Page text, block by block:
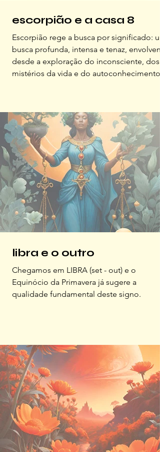
escorpião e a casa 8
Escorpião rege a busca por significado:
busca profunda, intensa e tenaz,
desde a exploração do inconsciente, dos
mistérios da vida e do autoconhecimento,
renascimento, entrega, desapego e
transformações, onde o indivíduo é
impulsionado a enfrentar medos e superar
crises para ressurgir mais forte, como a
Fênix, outra imagem que pode sinteti
libra e o outro
Chegamos em LIBRA (set - out) e o
Equinócio da Primavera já sugere a
qualidade fundamental deste signo.